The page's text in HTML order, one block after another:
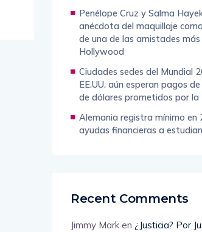
Penélope Cruz y Salma
anécdota del maquillaje
de una de las amistades
Hollywood
Ciudades sedes del Mundial
EE.UU. aún esperan pagos
de dólares prometidos por la
Alemania registra mínimo en
ayudas financieras a
Recent Comments
Jimmy Mark en ¿Justicia? Por